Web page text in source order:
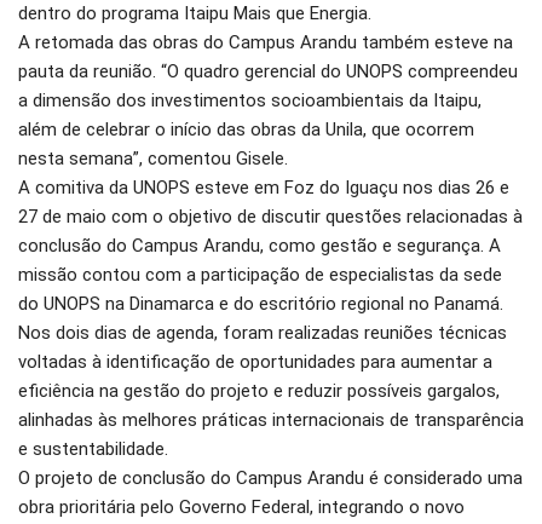
dentro do programa Itaipu Mais que Energia.
A retomada das obras do Campus Arandu também esteve na
pauta da reunião. “O quadro gerencial do UNOPS compreendeu
a dimensão dos investimentos socioambientais da Itaipu,
além de celebrar o início das obras da Unila, que ocorrem
nesta semana”, comentou Gisele.
A comitiva da UNOPS esteve em Foz do Iguaçu nos dias 26 e
27 de maio com o objetivo de discutir questões relacionadas à
conclusão do Campus Arandu, como gestão e segurança. A
missão contou com a participação de especialistas da sede
do UNOPS na Dinamarca e do escritório regional no Panamá.
Nos dois dias de agenda, foram realizadas reuniões técnicas
voltadas à identificação de oportunidades para aumentar a
eficiência na gestão do projeto e reduzir possíveis gargalos,
alinhadas às melhores práticas internacionais de transparência
e sustentabilidade.
O projeto de conclusão do Campus Arandu é considerado uma
obra prioritária pelo Governo Federal, integrando o novo